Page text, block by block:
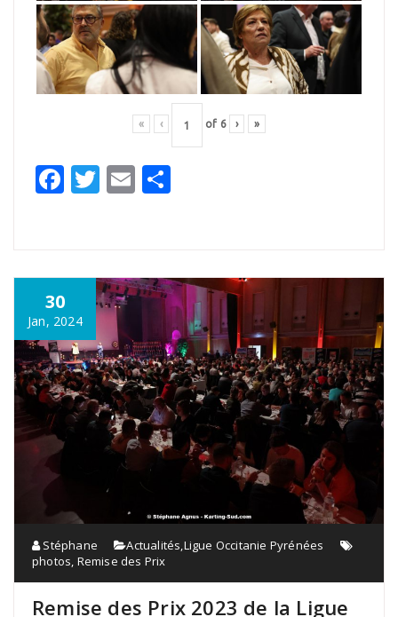
« ‹ of 6 › »
Facebook
Twitter
Email
30
Jan, 2024
Stéphane Actualités,Ligue Occitanie Pyrénées
photos, Remise des Prix
Remise des Prix 2023 de la Ligue